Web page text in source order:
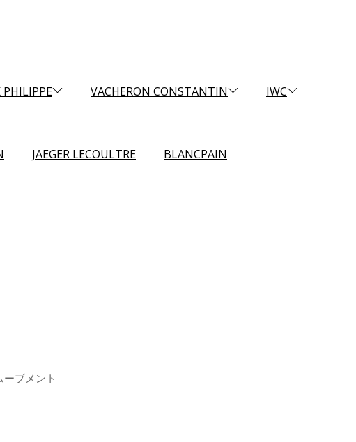
PHILIPPE VACHERON CONSTANTIN IWC
JAEGER LECOULTRE BLANCPAIN
ブメント